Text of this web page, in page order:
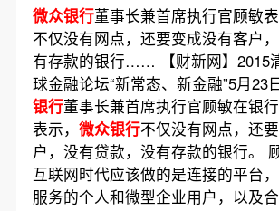
微众银行董事长兼首席执行官顾敏表
不仅没有网点，还要变成没有客户
有存款的银行…… 【财新网】2015
球金融论坛“新常态、新金融”5月23
银行董事长兼首席执行官顾敏在银
表示， 微众银行不仅没有网点，还
户，没有贷款，没有存款的银行。
互联网时代应该做的是连接的平台
服务的个人和微型企业用户，以及